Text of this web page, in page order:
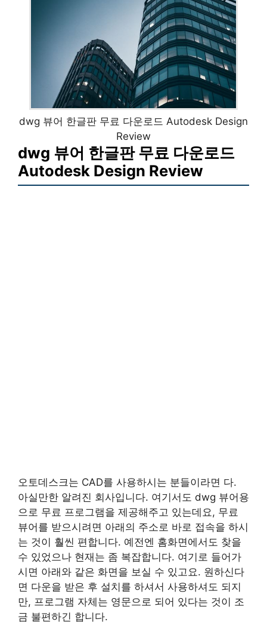
dwg 뷰어 한글판 무료 다운로드 Autodesk Design
Review
dwg 뷰어 한글판 무료 다운로드
Autodesk Design Review
오토데스크는 CAD를 사용하시는 분들이라면 다.
아실만한 알려진 회사입니다. 여기서도 dwg 뷰어용
으로 무료 프로그램을 제공해주고 있는데요, 무료
뷰어를 받으시려면 아래의 주소로 바로 접속을 하시
는 것이 훨씬 편합니다. 예전엔 홈화면에서도 찾을
수 있었으나 현재는 좀 복잡합니다. 여기로 들어가
시면 아래와 같은 화면을 보실 수 있고요. 원하신다
면 다운을 받은 후 설치를 하셔서 사용하셔도 되지
만, 프로그램 자체는 영문으로 되어 있다는 것이 조
금 불편하긴 합니다.